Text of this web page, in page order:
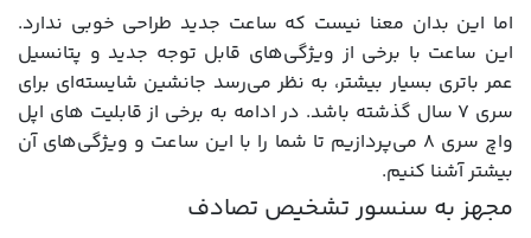
اما این بدان معنا نیست که ساعت جدید طراحی خوبی ندارد.
این ساعت با برخی از ویژگی‌های قابل توجه جدید و پتانسیل
عمر باتری بسیار بیشتر، به نظر می‌رسد جانشین شایسته‌ای برای
سری 7 سال گذشته باشد. در ادامه به برخی از قابلیت های اپل
واچ سری 8 می‌پردازیم تا شما را با این ساعت و ویژگی‌های آن
بیشتر آشنا کنیم.
مجهز به سنسور تشخیص تصادف